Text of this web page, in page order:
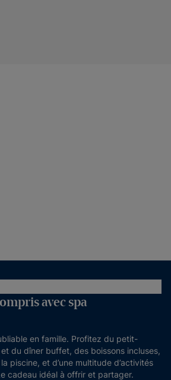
avec spa
en famille. Profitez du petit-
du dîner buffet, des boissons incluses,
piscine, et d’une multitude d’activités
cadeau idéal à offrir et partager.